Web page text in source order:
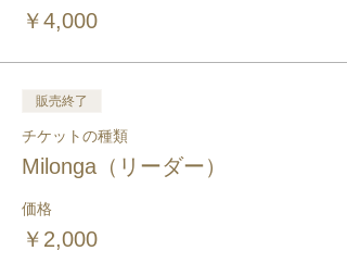
￥4,000
販売終了
チケットの種類
Milonga（リーダー）
価格
￥2,000